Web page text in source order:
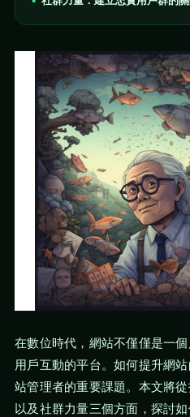
在數位時代，網站不僅僅是一
用戶互動的平台。如何提升網
站管理者的重要課題。本文將
以及社群力量三個方面，探討